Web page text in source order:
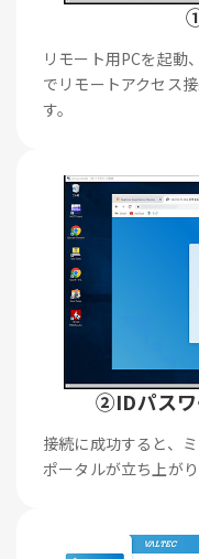
リモート用PCを起動
でリモートアクセス
す。
②IDパスワ
接続に成功すると、
ポータルが立ち上がり